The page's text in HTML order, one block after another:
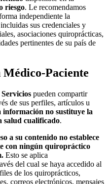
riesgo. Le recomendamos
independiente la
sus credenciales y
asociaciones quiroprácticas,
pertinentes de su país de
Paciente
Servicios pueden compartir
de sus perfiles, artículos u
información no sustituye la
salud cualificado.
a su contenido no establece
con ningún quiropráctico
Esto se aplica
del cual se haya accedido al
de los quiroprácticos,
correos electrónicos, mensajes